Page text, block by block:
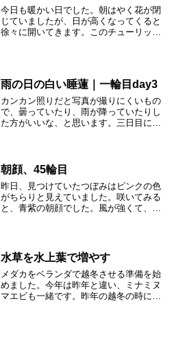
今日も暖かい日でした。朝はやく花が閉
じていましたが、日が高くなってくると
徐々に開いてきます。このチューリップ
雨の日の白い睡蓮｜一輪目day3
カンカン照りだと写真が撮りにくいもの
で、曇っていたり、雨が降っていたりし
た方がいいな、と思います。三日目にな
と写真に残そうと思って...
朝顔、45輪目
昨日、見つけていたつぼみはピンクの色
がちらりと見えていました。咲いてみる
と、青紫の朝顔でした。風が強くて、も
ています。でも青紫なんで...
水草を水上葉で増やす
メダカをベランダで越冬させる準備を始
めました。今年は昨年と違い、ミナミヌ
マエビも一緒です。昨年の越冬の時に